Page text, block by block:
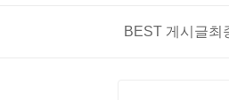
BEST 게시글최